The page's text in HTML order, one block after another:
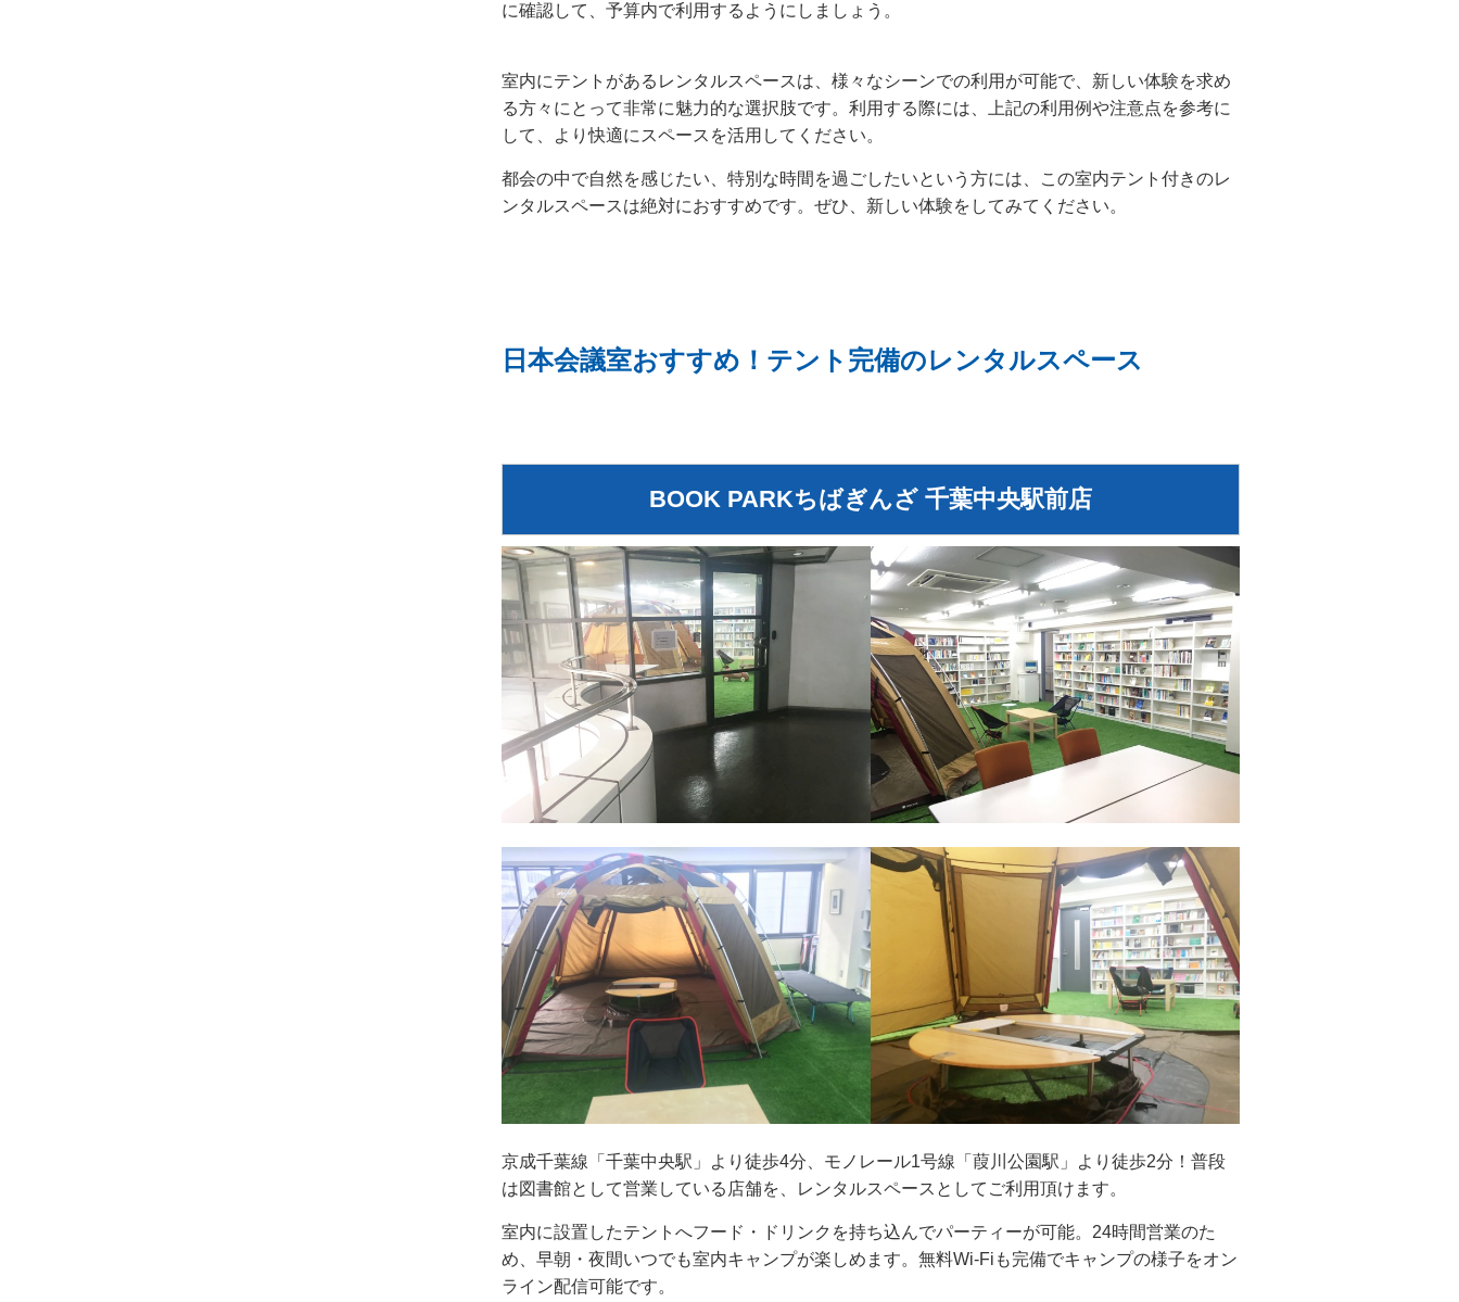
に確認して、予算内で利用するようにしましょう。
室内にテントがあるレンタルスペースは、様々なシーンでの利用が可能で、新しい体験を求め
る方々にとって非常に魅力的な選択肢です。利用する際には、上記の利用例や注意点を参考に
して、より快適にスペースを活用してください。
都会の中で自然を感じたい、特別な時間を過ごしたいという方には、この室内テント付きのレ
ンタルスペースは絶対におすすめです。ぜひ、新しい体験をしてみてください。
日本会議室おすすめ！テント完備のレンタルスペース
BOOK PARKちばぎんざ 千葉中央駅前店
京成千葉線「千葉中央駅」より徒歩4分、モノレール1号線「葭川公園駅」より徒歩2分！普段
は図書館として営業している店舗を、レンタルスペースとしてご利用頂けます。
室内に設置したテントへフード・ドリンクを持ち込んでパーティーが可能。24時間営業のた
め、早朝・夜間いつでも室内キャンプが楽しめます。無料Wi-Fiも完備でキャンプの様子をオン
ライン配信可能です。